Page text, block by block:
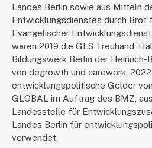
Landes Berlin sowie aus Mitteln
Entwicklungsdienstes durch Brot
Evangelischer
waren 2019 die GLS Treuhand,
Bildungswerk Berlin der
von degrowth und carework.
entwicklungspolitische Gelder
GLOBAL im Auftrag des BMZ,
Landesstelle für
Landes Berlin für
verwendet.